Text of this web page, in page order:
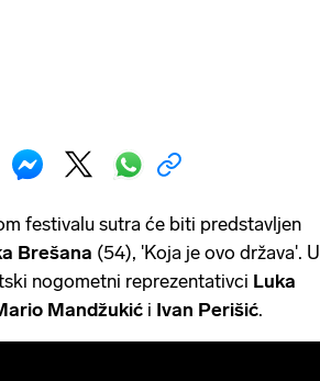
festivalu sutra će biti predstavljen
Brešana (54), 'Koja je ovo država'. U
nogometni reprezentativci Luka
Mandžukić i Ivan Perišić.